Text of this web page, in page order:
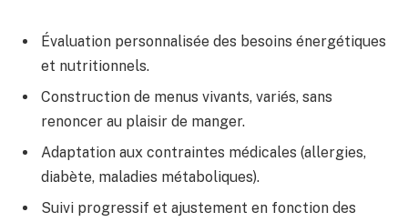
Évaluation personnalisée des besoins énergétiques
et nutritionnels.
Construction de menus vivants, variés, sans
renoncer au plaisir de manger.
Adaptation aux contraintes médicales (allergies,
diabète, maladies métaboliques).
Suivi progressif et ajustement en fonction des